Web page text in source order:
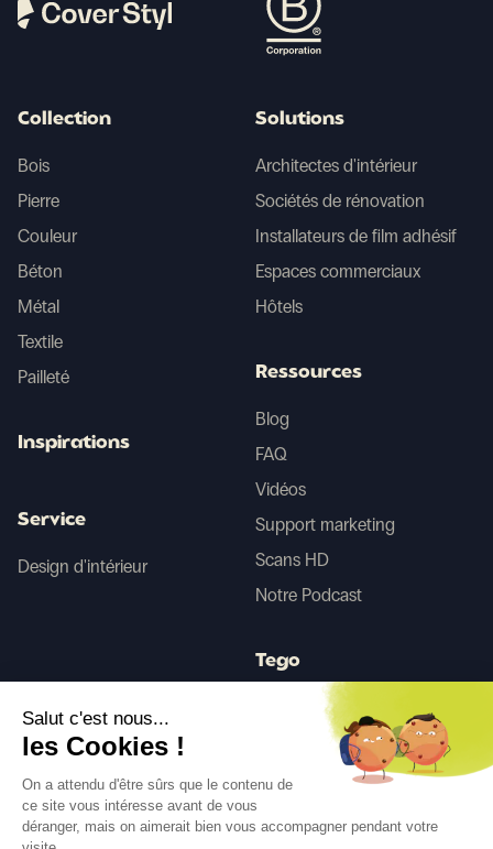
Suivez-nous
Collection
Bois
Pierre
Couleur
Béton
Métal
Textile
Pailleté
Inspirations
Service
Design d'intérieur
Solutions
Architectes d'intérieur
Sociétés de rénovation
Installateurs de film adhésif
Espaces commerciaux
Hôtels
Ressources
Blog
FAQ
Vidéos
Support marketing
Scans HD
Notre Podcast
Tego
Avant/Après IA
Salut c'est nous...
les Cookies !
On a attendu d'être sûrs que le contenu de
ce site vous intéresse avant de vous
déranger, mais on aimerait bien vous accompagner pendant votre